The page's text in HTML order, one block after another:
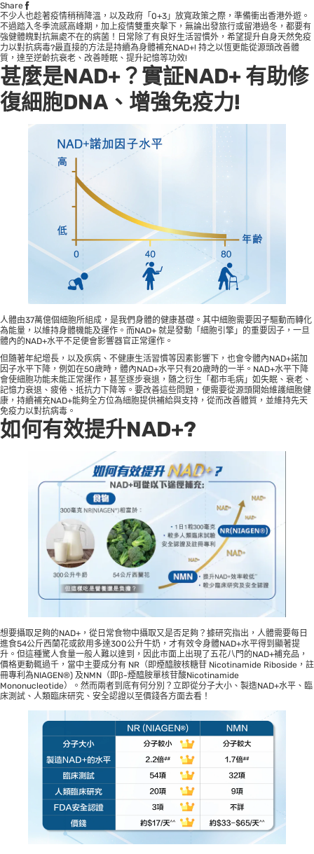
Share
不少人也趁著疫情稍稍降溫，以及政府「0+3」放寬政策之際，準備衝出香港外遊。
不過踏入冬季流感高峰期，加上疫情雙重夾擊下，無論出發旅行或留港過冬，都要有
強健體魄對抗無處不在的病菌！日常除了有良好生活習慣外，希望提升自身天然免疫
力以對抗病毒?最直接的方法是持續為身體補充NAD+! 持之以恆更能從源頭改善體
質，達至逆齡抗衰老、改善睡眠、提升記憶等功效!
甚麼是NAD+？實証NAD+ 有助修
復細胞DNA、增強免疫力!
人體由37萬億個細胞所組成，是我們身體的健康基礎。其中細胞需要因子驅動而轉化
為能量，以維持身體機能及運作。而NAD+ 就是發動「細胞引擎」的重要因子，一旦
體內的NAD+水平不足便會影響器官正常運作。
但隨著年紀增長，以及疾病、不健康生活習慣等因素影響下，也會令體內NAD+諾加
因子水平下降，例如在50歲時，體內NAD+水平只有20歲時的一半。NAD+水平下降
會使細胞功能未能正常運作，甚至逐步衰退，隨之衍生「都市毛病」如失眠、衰老、
記憶力衰退、疲倦、抵抗力下降等。要改善這些問題，便需要從源頭開始維護細胞健
康，持續補充NAD+能夠全方位為細胞提供補給與支持，從而改善體質，並維持先天
免疫力以對抗病毒。
如何有效提升NAD+?
想要攝取足夠的NAD+，從日常食物中攝取又是否足夠？據研究指出，人體需要每日
進食54公斤西蘭花或飲用多達300公升牛奶，才有效令身體NAD+水平得到顯著提
升。但這種驚人食量一般人難以達到，因此市面上出現了五花八門的NAD+補充品，
價格更動輒過千，當中主要成分有 NR（即煙醯胺核糖苷 Nicotinamide Riboside，註
冊專利為NIAGEN®) 及NMN（即β-煙醯胺單核苷酸Nicotinamide
Mononucleotide）。然而兩者到底有何分別？立即從分子大小、製造NAD+水平、臨
床測試、人類臨床研究、安全認證以至價錢各方面去看！